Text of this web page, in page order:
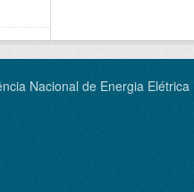
Nacional de Energia Elétrica